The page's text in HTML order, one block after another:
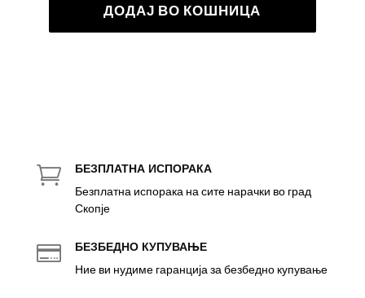
ДОДАЈ ВО КОШНИЦА
 БЕЗПЛАТНА ИСПОРАКА
Безплатна испорака на сите нарачки во град
Скопје
 БЕЗБЕДНО КУПУВАЊЕ
Ние ви нудиме гаранција за безбедно купување